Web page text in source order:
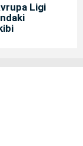
Ligi